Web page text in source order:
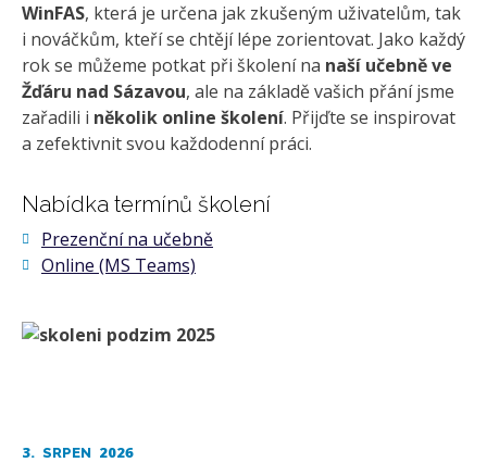
WinFAS, která je určena jak zkušeným uživatelům, tak
i nováčkům, kteří se chtějí lépe zorientovat. Jako každý
rok se můžeme potkat při školení na naší učebně ve
Žďáru nad Sázavou, ale na základě vašich přání jsme
zařadili i několik online školení. Přijďte se inspirovat
a zefektivnit svou každodenní práci.
Nabídka termínů školení
Prezenční na učebně
Online (MS Teams)
3. SRPEN 2026